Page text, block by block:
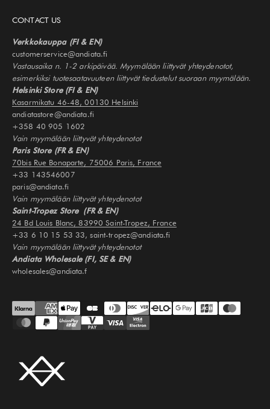
CONTACT US
Verkkokauppa (FI & EN)
customerservice@andiata.fi
Vastausaika n. 1-2 arkipäivää. Myymälään liittyvät yhteydenotot,
esimerkiksi tuotesaatavuuteen liittyvät tiedustelut suoraan myymälään.
Helsinki Store (FI & EN)
Kasarmikatu 46-48, 00130 Helsinki
andiatastore@andiata.fi
+358 40 905 1602
Vain myymälään liittyvät yhteydenotot
Paris Store (FR & EN)
70bis Rue Bonaparte, 75006 Paris, France
+33 143546007
paris@andiata.fi
Vain myymälään liittyvät yhteydenotot
Saint-Tropez Store (FR & EN)
24 Bd Louis Blanc, 83990 Saint-Tropez, France
+33 6 10 15 53 33, saint-tropez@andiata.fi
Vain myymälään liittyvät yhteydenotot
Andiata Wholesale (FI, SE & EN)
wholesales@andiata.f